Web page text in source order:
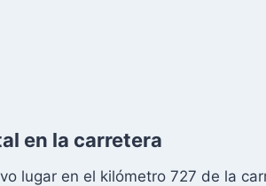
en la carretera
lugar en el kilómetro 727 de la